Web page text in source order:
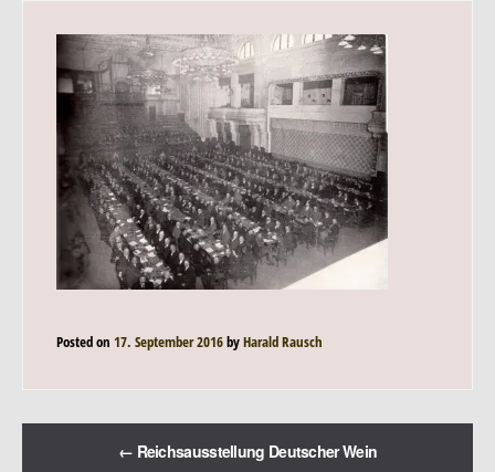
Posted on 17. September 2016byHarald Rausch
← Reichsausstellung Deutscher Wein